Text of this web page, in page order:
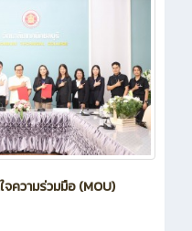
ความร่วมมือ (MOU)